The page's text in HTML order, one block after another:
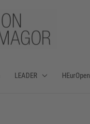
LEADER HEurOpen